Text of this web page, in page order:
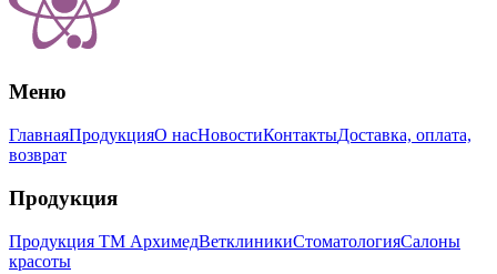
Меню
ГлавнаяПродукцияО насНовостиКонтактыДоставка, оплата,
возврат
Продукция
Продукция ТМ АрхимедВетклиникиСтоматологияСалоны
красоты